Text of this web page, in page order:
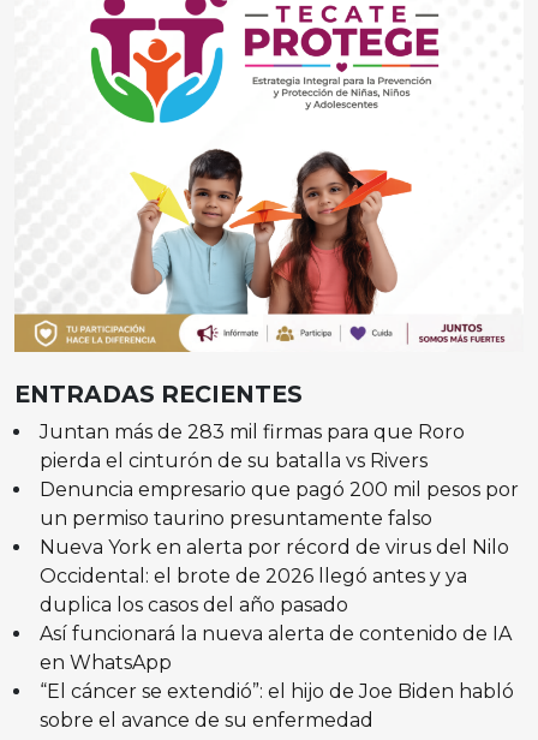
ENTRADAS RECIENTES
Juntan más de 283 mil firmas para que Roro
pierda el cinturón de su batalla vs Rivers
Denuncia empresario que pagó 200 mil pesos por
un permiso taurino presuntamente falso
Nueva York en alerta por récord de virus del Nilo
Occidental: el brote de 2026 llegó antes y ya
duplica los casos del año pasado
Así funcionará la nueva alerta de contenido de IA
en WhatsApp
“El cáncer se extendió”: el hijo de Joe Biden habló
sobre el avance de su enfermedad